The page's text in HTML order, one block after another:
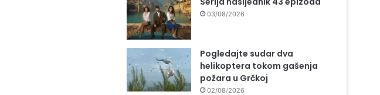
03/08/2026
Pogledajte sudar dva
helikoptera tokom gašenja
požara u Grčkoj
02/08/2026